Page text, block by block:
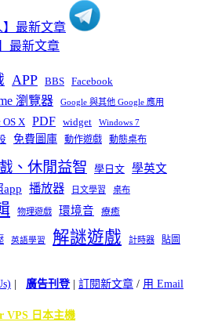
APP BBS Facebook
瀏覽器 Google 與其他 Google 應用
OS X PDF widget Windows 7
免費圖庫 動作遊戲 動態桌布
、休閒益智 學日文 學英文
app 播放器 日文學習 桌布
物理遊戲 環境音 療癒
英語學習 解謎遊戲 計時器
貼圖
廣告刊登| 訂閱新文章 / 用 Email
VPS 日本主機